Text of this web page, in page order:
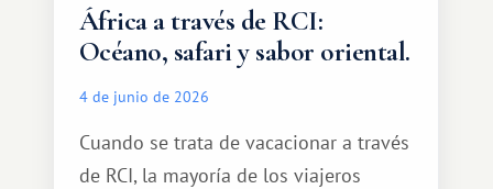
África a través de RCI:
Océano, safari y sabor oriental.
4 de junio de 2026
Cuando se trata de vacacionar a través
de RCI, la mayoría de los viajeros